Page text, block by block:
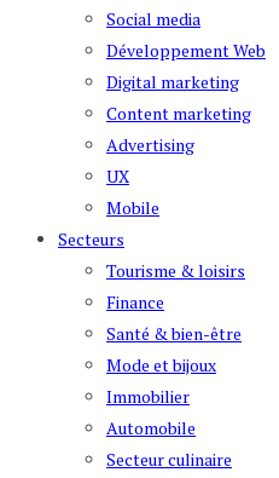
Social media
Développement Web
Digital marketing
Content marketing
Advertising
UX
Mobile
Secteurs
Tourisme & loisirs
Finance
Santé & bien-être
Mode et bijoux
Immobilier
Automobile
Secteur culinaire